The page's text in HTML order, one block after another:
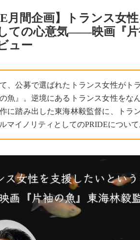
月間企画】トランス女
ての心意気――映画『片
ュー
、公募で選ばれたトランス女性がト
魚』。逆境にあるトランス女性をな
に踏み出した東海林毅監督に、トラ
マイノリティとしてのPRIDEについて